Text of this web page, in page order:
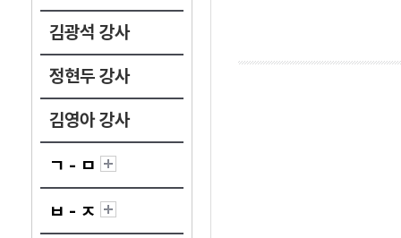
김광석 강사
정현두 강사
김영아 강사
ㄱ - ㅁ
ㅂ - ㅈ